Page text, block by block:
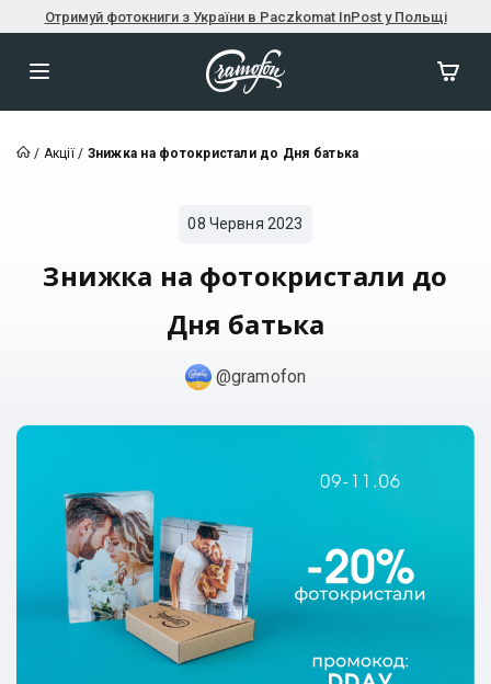
Отримуй фотокниги з України в Paczkomat InPost у Польщі
/ Акції/ Знижка на фотокристали до Дня батька
08 Червня 2023
Знижка на фотокристали до
Дня батька
@gramofon